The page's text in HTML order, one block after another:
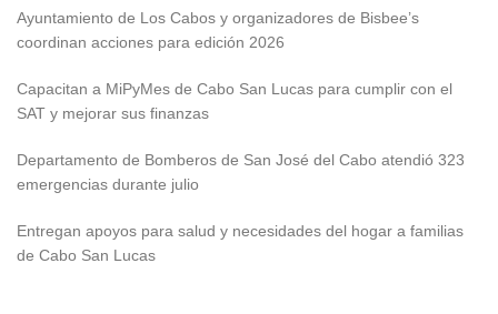
Ayuntamiento de Los Cabos y organizadores de Bisbee’s
coordinan acciones para edición 2026
Capacitan a MiPyMes de Cabo San Lucas para cumplir con el
SAT y mejorar sus finanzas
Departamento de Bomberos de San José del Cabo atendió 323
emergencias durante julio
Entregan apoyos para salud y necesidades del hogar a familias
de Cabo San Lucas